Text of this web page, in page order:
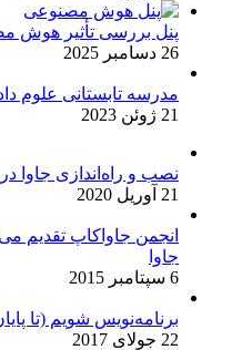
پنل بررسی تأثیر هوش
26 دسامبر 2025
مدرسه تابستانی علوم
21 ژوئن 2023
نصب و راه‌اندازی جاوا در
21 آوریل 2020
انجمن جاواکاپ تقدیم
جاوا
6 سپتامبر 2015
برنامه‌نویس شویم (تا
22 جولای 2017